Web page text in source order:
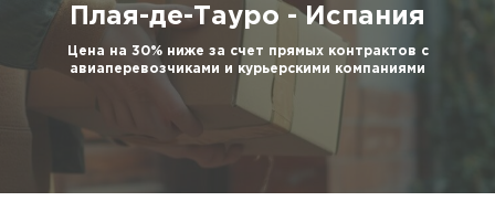
Плая-де-Тауро - Испания
Цена на 30% ниже за счет прямых контрактов с
авиаперевозчиками и курьерскими компаниями